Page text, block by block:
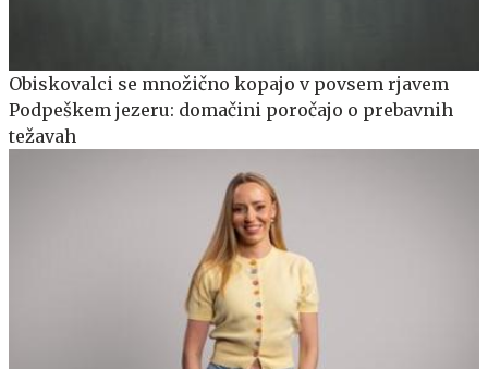
Obiskovalci se množično kopajo v povsem rjavem
Podpeškem jezeru: domačini poročajo o prebavnih
težavah